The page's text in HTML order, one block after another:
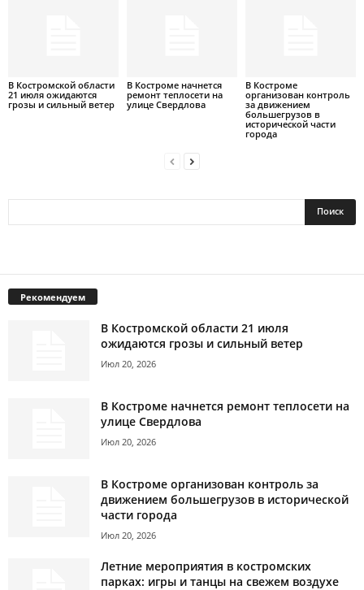
В Костромской области
21 июля ожидаются
грозы и сильный ветер
В Костроме начнется
ремонт теплосети на
улице Свердлова
В Костроме
организован контроль
за движением
большегрузов в
исторической части
города
Рекомендуем
В Костромской области 21 июля
ожидаются грозы и сильный ветер
Июл 20, 2026
В Костроме начнется ремонт теплосети на
улице Свердлова
Июл 20, 2026
В Костроме организован контроль за
движением большегрузов в исторической
части города
Июл 20, 2026
Летние мероприятия в костромских
парках: игры и танцы на свежем воздухе